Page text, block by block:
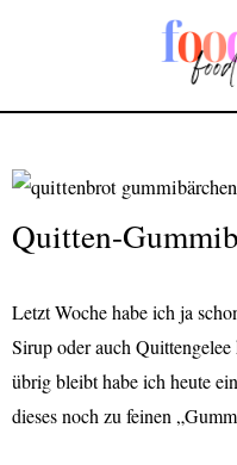
Quitten-
Letzt Woche habe ich ja
Sirup oder auch
übrig bleibt habe ich heute
dieses noch zu feinen